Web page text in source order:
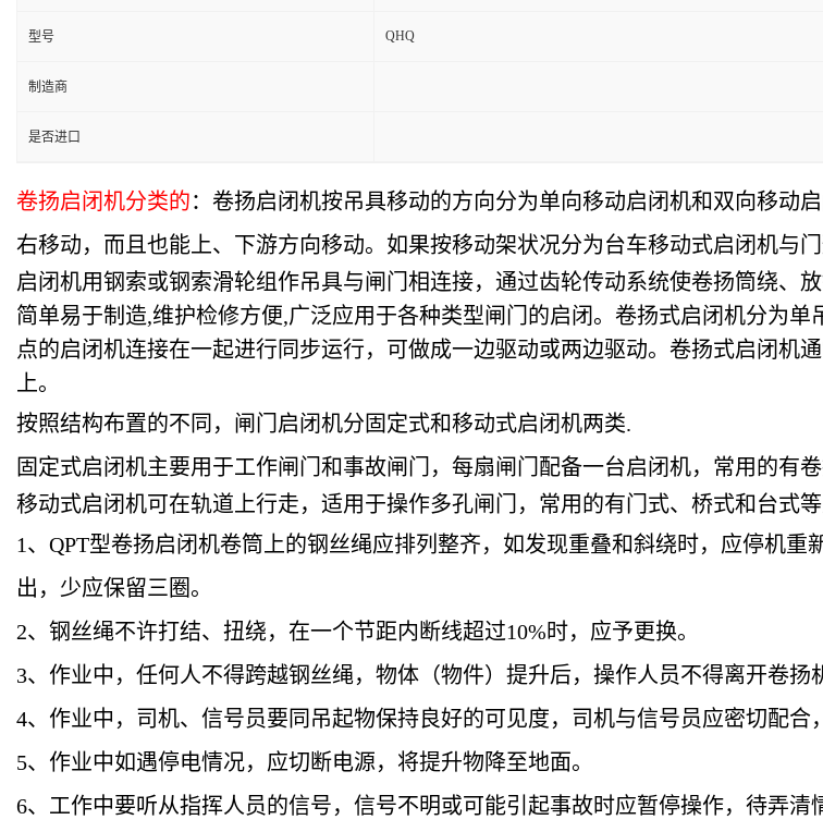
型号 QHQ
制造商
是否进口
卷扬启闭机分类的：卷扬启闭机按吊具移动的方向分为单向移动启闭机和双向移动
右移动，而且也能上、下游方向移动。如果按移动架状况分为台车移动式启闭机与
启闭机用钢索或钢索滑轮组作吊具与闸门相连接，通过齿轮传动系统使卷扬筒绕、
简单易于制造,维护检修方便,广泛应用于各种类型闸门的启闭。卷扬式启闭机分为
点的启闭机连接在一起进行同步运行，可做成一边驱动或两边驱动。卷扬式启闭机
上。
按照结构布置的不同，闸门启闭机分固定式和移动式启闭机两类.
固定式启闭机主要用于工作闸门和事故闸门，每扇闸门配备一台启闭机，常用的有
移动式启闭机可在轨道上行走，适用于操作多孔闸门，常用的有门式、桥式和台式等
1、QPT型卷扬启闭机卷筒上的钢丝绳应排列整齐，如发现重叠和斜绕时，应停机
出，少应保留三圈。
2、钢丝绳不许打结、扭绕，在一个节距内断线超过10%时，应予更换。
3、作业中，任何人不得跨越钢丝绳，物体（物件）提升后，操作人员不得离开
4、作业中，司机、信号员要同吊起物保持良好的可见度，司机与信号员应密切
5、作业中如遇停电情况，应切断电源，将提升物降至地面。
6、工作中要听从指挥人员的信号，信号不明或可能引起事故时应暂停操作，待弄清